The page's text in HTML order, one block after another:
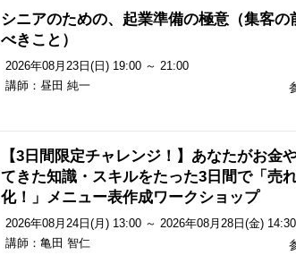
シニアのための、起業準備の極意（集客の
べきこと）
2026年08月23日(日) 19:00 ～ 21:00
講師：昼田 純一
【3日間限定チャレンジ！】あなたがお金
てきた知識・スキルをたった3日間で「売
化！」メニュー表作成ワークショップ
2026年08月24日(月) 13:00 ～ 2026年08月28日(金) 14:30
講師：亀田 智仁